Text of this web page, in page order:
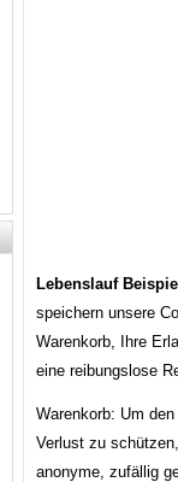
Lebenslauf Beispiel
speichern unsere
Warenkorb, Ihre
eine reibungslose
Warenkorb: Um
Verlust zu
anonyme, zufällig